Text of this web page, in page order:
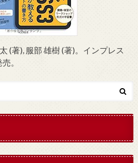
(著), 服部 雄樹 (著)。インプレス
。